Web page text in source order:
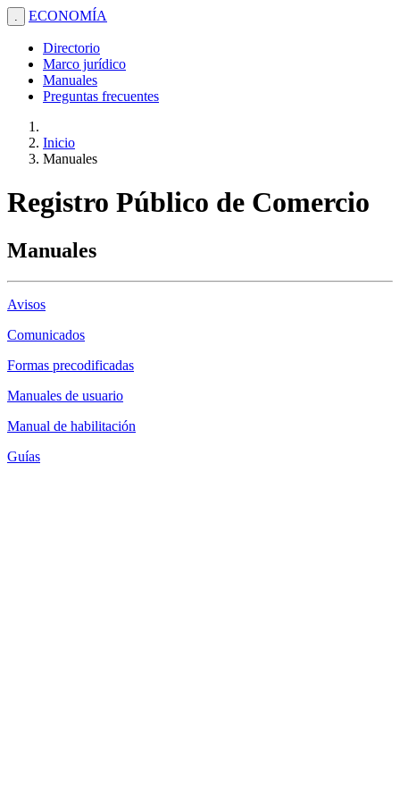
. ECONOMÍA
Directorio
Marco jurídico
Manuales
Preguntas frecuentes
Inicio
Manuales
Registro Público de Comercio
Manuales
Avisos
Comunicados
Formas precodificadas
Manuales de usuario
Manual de habilitación
Guías